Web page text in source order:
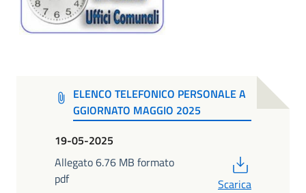
ELENCO TELEFONICO PERSONALE A
GGIORNATO MAGGIO 2025
19-05-2025
Allegato 6.76 MB formato
pdf
Scarica